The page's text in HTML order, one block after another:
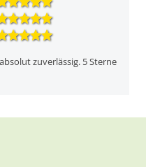
zuverlässig. 5 Sterne